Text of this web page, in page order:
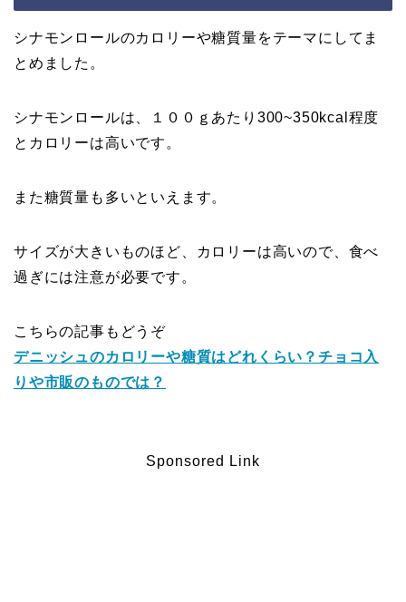
シナモンロールのカロリーや糖質量をテーマにしてま
とめました。
シナモンロールは、１００ｇあたり300~350kcal程度
とカロリーは高いです。
また糖質量も多いといえます。
サイズが大きいものほど、カロリーは高いので、食べ
過ぎには注意が必要です。
こちらの記事もどうぞ
デニッシュのカロリーや糖質はどれくらい？チョコ入
りや市販のものでは？
Sponsored Link